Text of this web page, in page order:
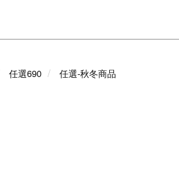
任選690 任選-秋冬商品